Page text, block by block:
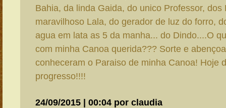
Bahia, da linda Gaida, do unico Professor, dos
maravilhoso Lala, do gerador de luz do forro,
agua em lata as 5 da manha... do Dindo....O
com minha Canoa querida??? Sorte e
conheceram o Paraiso de minha Canoa! Hoje
progresso!!!!
24/09/2015 | 00:04 por claudia